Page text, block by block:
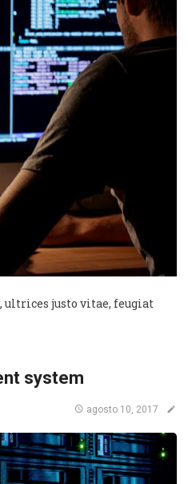
justo vitae, feugiat
system
agosto 10, 2017